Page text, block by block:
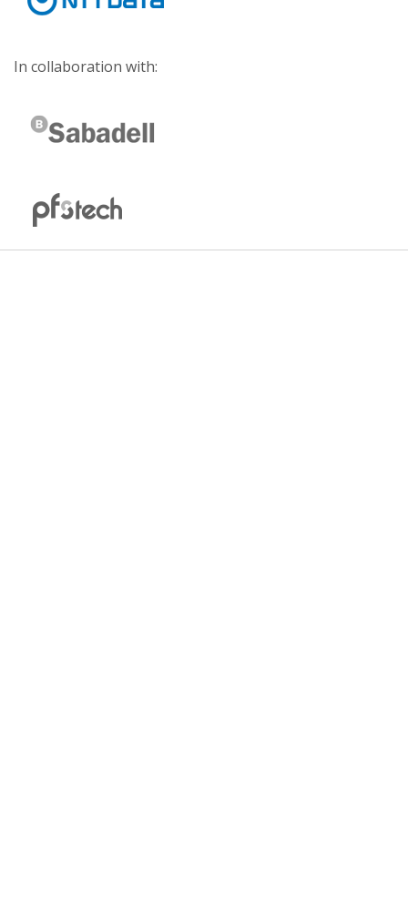
In collaboration with: